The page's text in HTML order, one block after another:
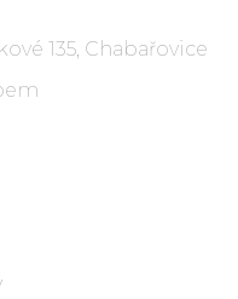
135, Chabařovice